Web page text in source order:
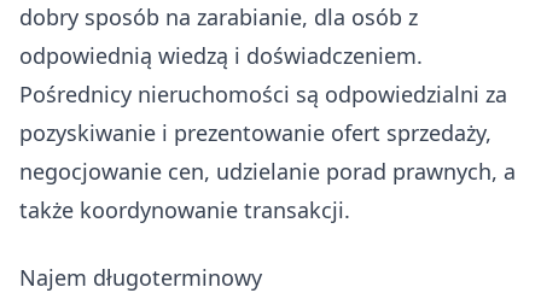
dobry sposób na zarabianie, dla osób z
odpowiednią wiedzą i doświadczeniem.
Pośrednicy nieruchomości są odpowiedzialni za
pozyskiwanie i prezentowanie ofert sprzedaży,
negocjowanie cen, udzielanie porad prawnych, a
także koordynowanie transakcji.
Najem długoterminowy